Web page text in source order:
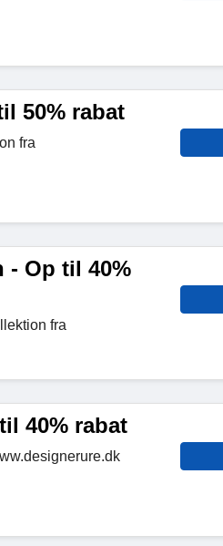
50% rabat
fra
- Op til 40%
fra
40% rabat